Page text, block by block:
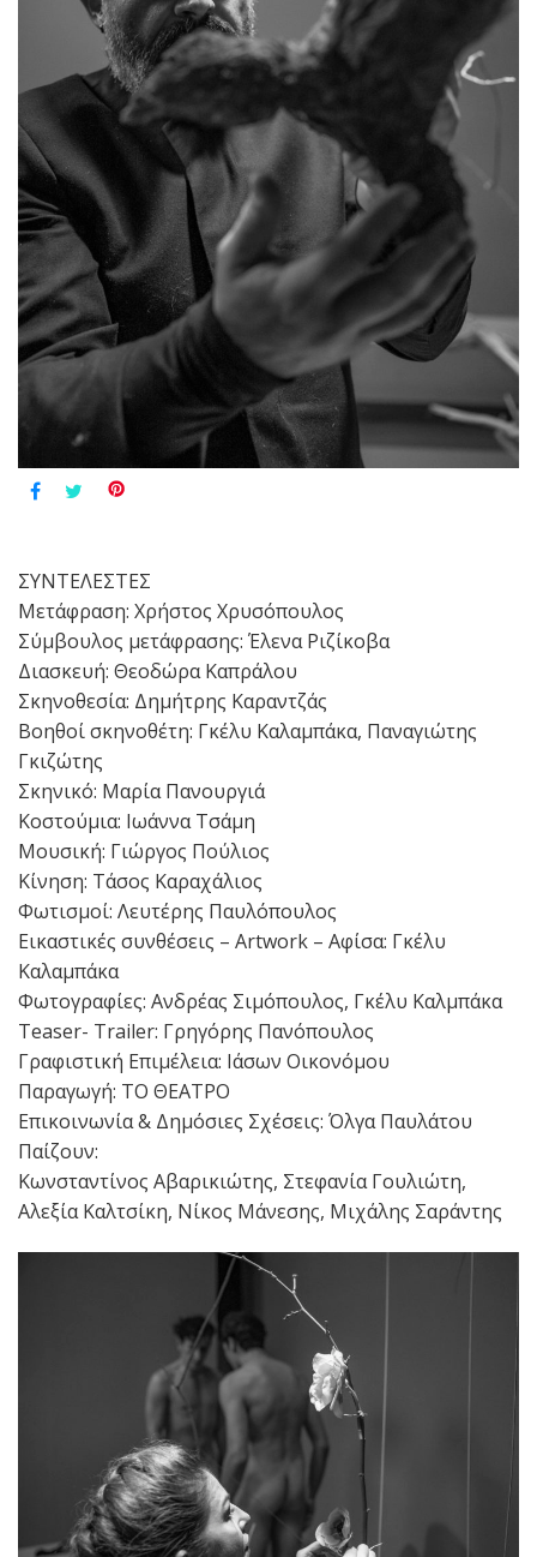
ΣΥΝΤΕΛΕΣΤΕΣ
Μετάφραση: Χρήστος Χρυσόπουλος
Σύμβουλος μετάφρασης: Έλενα Ριζίκοβα
Διασκευή: Θεοδώρα Καπράλου
Σκηνοθεσία: Δημήτρης Καραντζάς
Βοηθοί σκηνοθέτη: Γκέλυ Καλαμπάκα, Παναγιώτης
Γκιζώτης
Σκηνικό: Μαρία Πανουργιά
Κοστούμια: Ιωάννα Τσάμη
Μουσική: Γιώργος Πούλιος
Κίνηση: Τάσος Καραχάλιος
Φωτισμοί: Λευτέρης Παυλόπουλος
Εικαστικές συνθέσεις – Artwork – Αφίσα: Γκέλυ
Καλαμπάκα
Φωτογραφίες: Ανδρέας Σιμόπουλος, Γκέλυ Καλμπάκα
Teaser- Trailer: Γρηγόρης Πανόπουλος
Γραφιστική Επιμέλεια: Ιάσων Οικονόμου
Παραγωγή: ΤΟ ΘΕΑΤΡΟ
Επικοινωνία & Δημόσιες Σχέσεις: Όλγα Παυλάτου
Παίζουν:
Κωνσταντίνος Αβαρικιώτης, Στεφανία Γουλιώτη,
Αλεξία Καλτσίκη, Νίκος Μάνεσης, Μιχάλης Σαράντης